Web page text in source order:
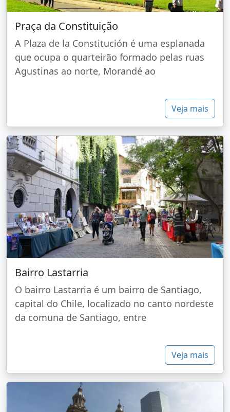
Praça da Constituição
A Plaza de la Constitución é uma esplanada
que ocupa o quarteirão formado pelas ruas
Agustinas ao norte, Morandé ao
Veja mais
Bairro Lastarria
O bairro Lastarria é um bairro de Santiago,
capital do Chile, localizado no canto nordeste
da comuna de Santiago, entre
Veja mais